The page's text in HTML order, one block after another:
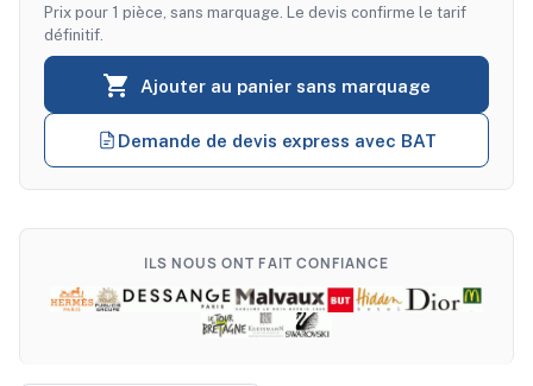
 Ajouter au panier sans marquage
Prix pour 1 pièce, sans marquage. Le devis confirme le tarif
définitif.
Demande de devis express avec BAT
ILS NOUS ONT FAIT CONFIANCE